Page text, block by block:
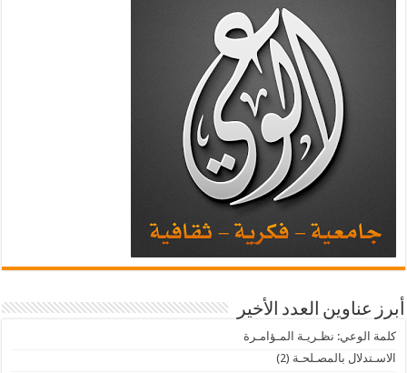
أبرز عناوين العدد الأخير
كلمة الوعي: نظـريـة المـؤامـرة
الاسـتدلال بالمصـلحـة (2)